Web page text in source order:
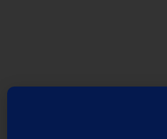
من الناشر/